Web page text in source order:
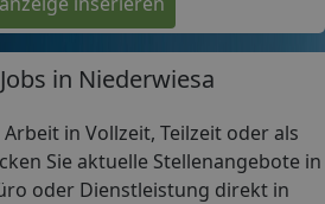
in Niederwiesa
in Vollzeit, Teilzeit oder als
Sie aktuelle Stellenangebote in
oder Dienstleistung direkt in